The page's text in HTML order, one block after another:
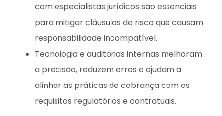
com especialistas jurídicos são essenciais
para mitigar cláusulas de risco que causam
responsabilidade incompatível.
Tecnologia e auditorias internas melhoram
a precisão, reduzem erros e ajudam a
alinhar as práticas de cobrança com os
requisitos regulatórios e contratuais.